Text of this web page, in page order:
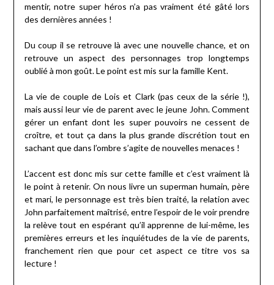
mentir, notre super héros n’a pas vraiment été gâté lors
des dernières années !
Du coup il se retrouve là avec une nouvelle chance, et on
retrouve un aspect des personnages trop longtemps
oublié à mon goût. Le point est mis sur la famille Kent.
La vie de couple de Lois et Clark (pas ceux de la série !),
mais aussi leur vie de parent avec le jeune John. Comment
gérer un enfant dont les super pouvoirs ne cessent de
croître, et tout ça dans la plus grande discrétion tout en
sachant que dans l’ombre s’agite de nouvelles menaces !
L’accent est donc mis sur cette famille et c’est vraiment là
le point à retenir. On nous livre un superman humain, père
et mari, le personnage est très bien traité, la relation avec
John parfaitement maîtrisé, entre l’espoir de le voir prendre
la relève tout en espérant qu’il apprenne de lui-même, les
premières erreurs et les inquiétudes de la vie de parents,
franchement rien que pour cet aspect ce titre vos sa
lecture !